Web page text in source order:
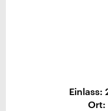
Einlass:
Ort: